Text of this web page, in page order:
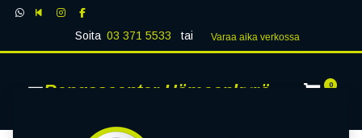
Soita 03 371 5533 tai Varaa aika verk​​​​ossa
Rengascenter Hämeenkyrö 0